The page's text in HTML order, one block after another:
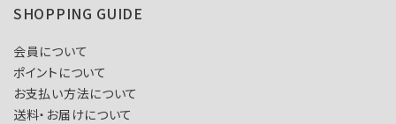
SHOPPING GUIDE
会員について
ポイントについて
お支払い方法について
送料・お届けについて